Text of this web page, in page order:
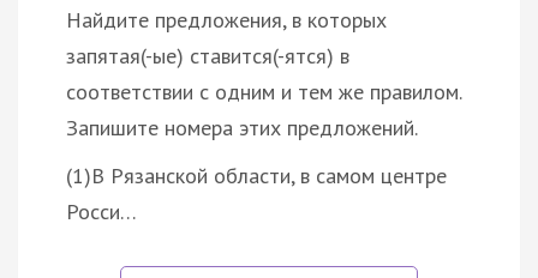
Найдите предложения, в которых
запятая(-ые) ставится(-ятся) в
соответствии с одним и тем же правилом.
Запишите номера этих предложений.
(1)В Рязанской области, в самом центре
Росси…